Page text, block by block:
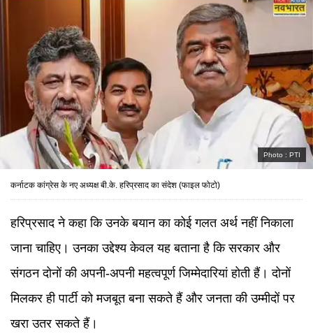
Photo : PTI
कर्नाटक कांग्रेस के नए अध्यक्ष बी.के. हरिप्रसाद का संदेश (फाइल फोटो)
हरिप्रसाद ने कहा कि उनके बयान का कोई गलत अर्थ नहीं निकाला
जाना चाहिए। उनका उद्देश्य केवल यह बताना है कि सरकार और
संगठन दोनों की अपनी-अपनी महत्वपूर्ण जिम्मेदारियां होती हैं। दोनों
मिलकर ही पार्टी को मजबूत बना सकते हैं और जनता की उम्मीदों पर
खरा उतर सकते हैं।